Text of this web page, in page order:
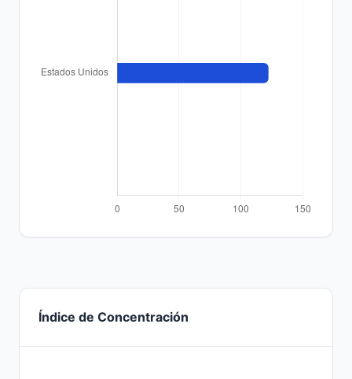
Índice de Concentración